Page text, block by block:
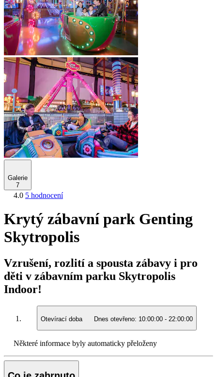
Galerie
7
4.0 5 hodnocení
Krytý zábavní park Genting
Skytropolis
Vzrušení, rozlití a spousta zábavy i pro
děti v zábavním parku Skytropolis
Indoor!
Otevírací doba Dnes otevřeno: 10:00:00 - 22:00:00
Některé informace byly automaticky přeloženy